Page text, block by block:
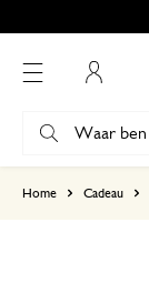
Home Cadeau